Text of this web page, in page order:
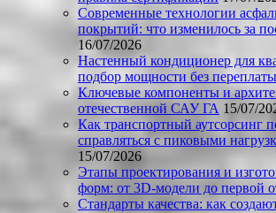
Современные технологии
покрытий: что изменилось за
16/07/2026
Настенный кондиционер для
подбор мощности без переплаты
Ключевые компоненты и
отечественной САУ ГА 15/07/
Как транспортный аутсорсинг
справляться с пиковыми
15/07/2026
Этапы проектирования и
форм: от 3D-модели до первой
Стандарты качества: как